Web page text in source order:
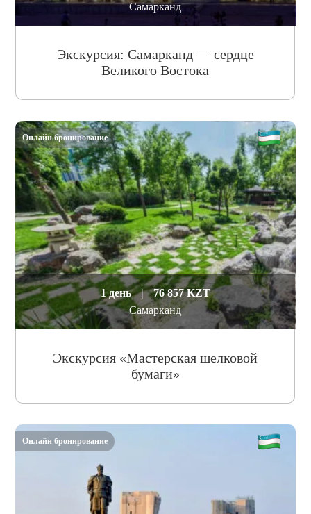
Самарканд
Экскурсия: Самарканд — сердце
Великого Востока
1 день |
76 857 KZT
Самарканд
Экскурсия «Мастерская шелковой
бумаги»
Онлайн бронирование
Онлайн бронирование